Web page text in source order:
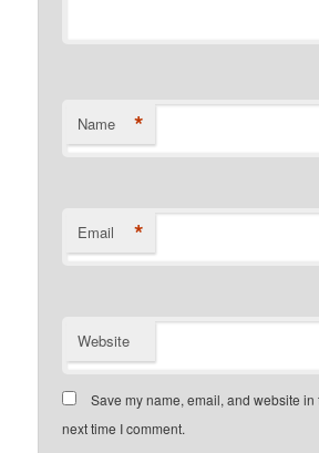
Name *
Email *
Website
Save my name, email, and website in
next time I comment.